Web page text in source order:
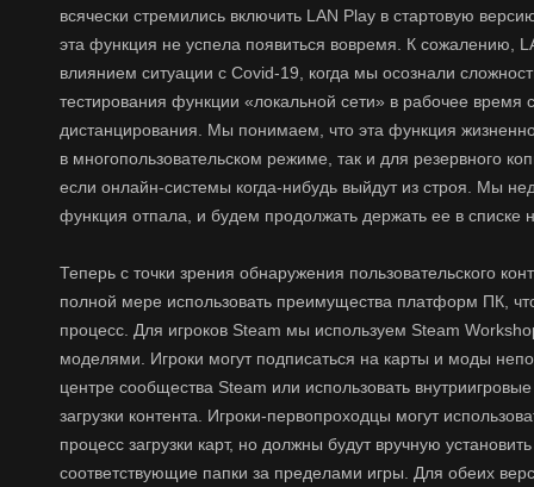
всячески стремились включить LAN Play в стартовую
эта функция не успела появиться вовремя. К сожалению,
влиянием ситуации с Covid-19, когда мы осознали
тестирования функции «локальной сети» в рабочее время
дистанцирования. Мы понимаем, что эта функция
в многопользовательском режиме, так и для резервного
если онлайн-системы когда-нибудь выйдут из строя. Мы
функция отпала, и будем продолжать держать ее в списке
Теперь с точки зрения обнаружения пользовательского
полной мере использовать преимущества платформ ПК,
процесс. Для игроков Steam мы используем Steam
моделями. Игроки могут подписаться на карты и моды
центре сообщества Steam или использовать
загрузки контента. Игроки-первопроходцы могут
процесс загрузки карт, но должны будут вручную
соответствующие папки за пределами игры. Для обеих